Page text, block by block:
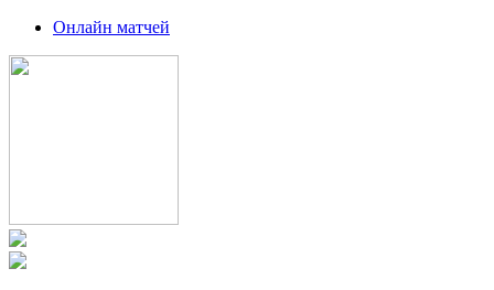
Онлайн матчей